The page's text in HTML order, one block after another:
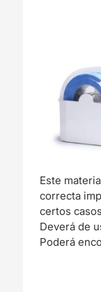
Este
correcta
certos
Deverá de
Poderá